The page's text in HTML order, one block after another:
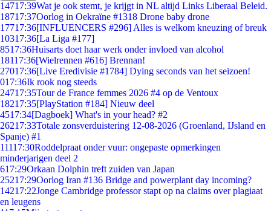
14717:39Wat je ook stemt, je krijgt in NL altijd Links Liberaal Beleid.
18717:37Oorlog in Oekraïne #1318 Drone baby drone
17717:36[INFLUENCERS #296] Alles is welkom kneuzing of breuk
10317:36[La Liga #177]
8517:36Huisarts doet haar werk onder invloed van alcohol
18117:36[Wielrennen #616] Brennan!
27017:36[Live Eredivisie #1784] Dying seconds van het seizoen!
017:36Ik rook nog steeds
24717:35Tour de France femmes 2026 #4 op de Ventoux
18217:35[PlayStation #184] Nieuw deel
4517:34[Dagboek] What's in your head? #2
26217:33Totale zonsverduistering 12-08-2026 (Groenland, IJsland en
Spanje) #1
11117:30Roddelpraat onder vuur: ongepaste opmerkingen
minderjarigen deel 2
617:29Orkaan Dolphin treft zuiden van Japan
25217:29Oorlog Iran #136 Bridge and powerplant day incoming?
14217:22Jonge Cambridge professor stapt op na claims over plagiaat
en leugens